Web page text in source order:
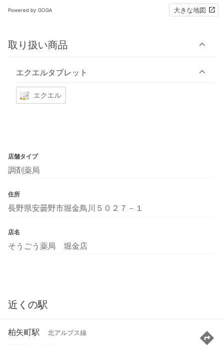
Powered by GOGA 大きな地図
取り扱い商品
エクエルタブレット
エクエル
店舗タイプ
調剤薬局
住所
長野県安曇野市堀金鳥川５０２７－１
店名
そうごう薬局 堀金店
近くの駅
柏矢町駅 北アルプス線